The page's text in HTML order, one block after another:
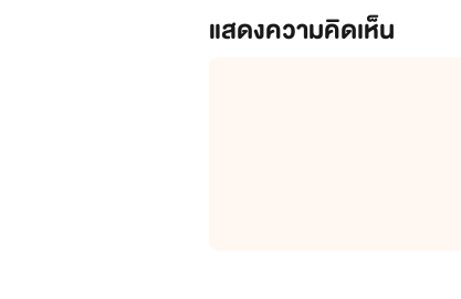
แสดงความคิดเห็น